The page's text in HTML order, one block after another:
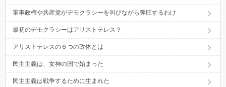
軍事政権や共産党がデモクラシーを叫びながら弾圧するわけ
最初のデモクラシーはアリストテレス？
アリストテレスの６つの政体とは
民主主義は、女神の国で始まった
民主主義は戦争するために生まれた